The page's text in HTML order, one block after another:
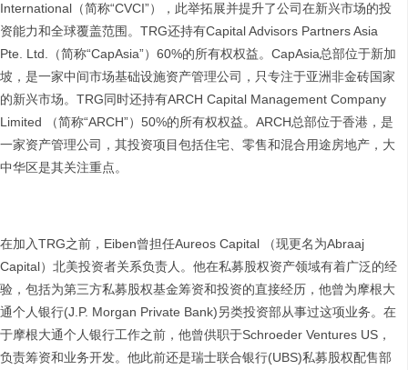
International（简称“CVCI”），此举拓展并提升了公司在新兴市场的投
资能力和全球覆盖范围。TRG还持有Capital Advisors Partners Asia
Pte. Ltd.（简称“CapAsia”）60%的所有权权益。CapAsia总部位于新加
坡，是一家中间市场基础设施资产管理公司，只专注于亚洲非金砖国家
的新兴市场。TRG同时还持有ARCH Capital Management Company
Limited （简称“ARCH”）50%的所有权权益。ARCH总部位于香港，是
一家资产管理公司，其投资项目包括住宅、零售和混合用途房地产，大
中华区是其关注重点。
在加入TRG之前，Eiben曾担任Aureos Capital （现更名为Abraaj
Capital）北美投资者关系负责人。他在私募股权资产领域有着广泛的经
验，包括为第三方私募股权基金筹资和投资的直接经历，他曾为摩根大
通个人银行(J.P. Morgan Private Bank)另类投资部从事过这项业务。在
于摩根大通个人银行工作之前，他曾供职于Schroeder Ventures US，
负责筹资和业务开发。他此前还是瑞士联合银行(UBS)私募股权配售部